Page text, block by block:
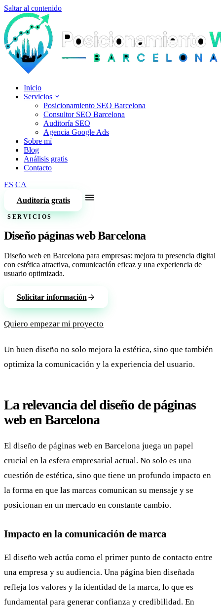
Saltar al contenido
Inicio
Servicios
Posicionamiento SEO Barcelona
Consultor SEO Barcelona
Auditoría SEO
Agencia Google Ads
Sobre mí
Blog
Análisis gratis
Contacto
ES CA
Auditoría gratis
SERVICIOS
Diseño páginas web Barcelona
Diseño web en Barcelona para empresas: mejora tu presencia digital
con estética atractiva, comunicación eficaz y una experiencia de
usuario optimizada.
Solicitar información
Quiero empezar mi proyecto
Un buen diseño no solo mejora la estética, sino que también
optimiza la comunicación y la experiencia del usuario.
La relevancia del diseño de páginas
web en Barcelona
El diseño de páginas web en Barcelona juega un papel
crucial en la esfera empresarial actual. No solo es una
cuestión de estética, sino que tiene un profundo impacto en
la forma en que las marcas comunican su mensaje y se
posicionan en un mercado en constante cambio.
Impacto en la comunicación de marca
El diseño web actúa como el primer punto de contacto entre
una empresa y su audiencia. Una página bien diseñada
refleja los valores y la identidad de la marca, lo que es
fundamental para generar confianza y credibilidad. En